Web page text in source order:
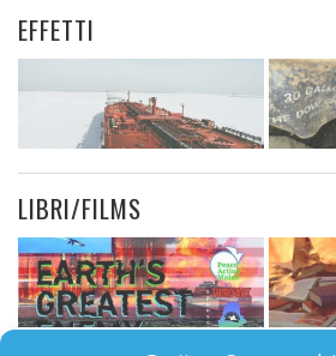
EFFETTI
LIBRI/FILMS